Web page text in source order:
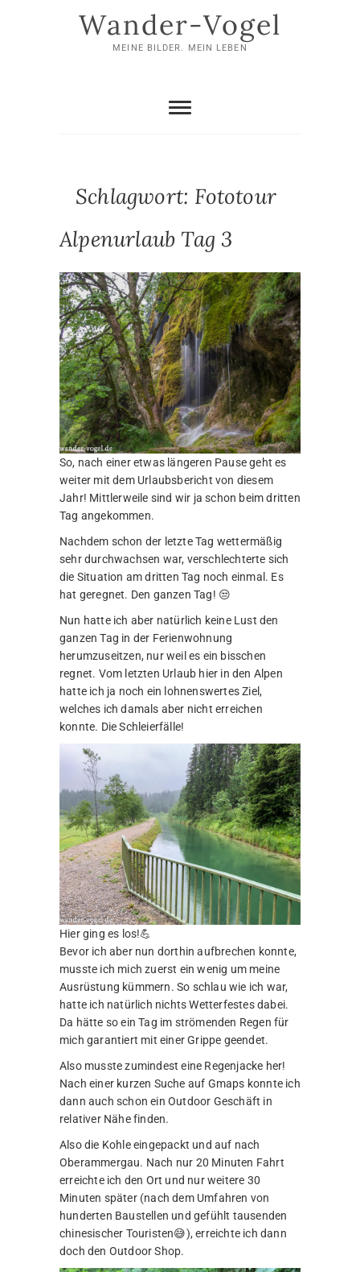
Wander-Vogel
MEINE BILDER. MEIN LEBEN
Schlagwort: Fototour
Alpenurlaub Tag 3
So, nach einer etwas längeren Pause geht es
weiter mit dem Urlaubsbericht von diesem
Jahr! Mittlerweile sind wir ja schon beim dritten
Tag angekommen.
Nachdem schon der letzte Tag wettermäßig
sehr durchwachsen war, verschlechterte sich
die Situation am dritten Tag noch einmal. Es
hat geregnet. Den ganzen Tag! 😒
Nun hatte ich aber natürlich keine Lust den
ganzen Tag in der Ferienwohnung
herumzuseitzen, nur weil es ein bisschen
regnet. Vom letzten Urlaub hier in den Alpen
hatte ich ja noch ein lohnenswertes Ziel,
welches ich damals aber nicht erreichen
konnte. Die Schleierfälle!
Hier ging es los!💪
Bevor ich aber nun dorthin aufbrechen konnte,
musste ich mich zuerst ein wenig um meine
Ausrüstung kümmern. So schlau wie ich war,
hatte ich natürlich nichts Wetterfestes dabei.
Da hätte so ein Tag im strömenden Regen für
mich garantiert mit einer Grippe geendet.
Also musste zumindest eine Regenjacke her!
Nach einer kurzen Suche auf Gmaps konnte ich
dann auch schon ein Outdoor Geschäft in
relativer Nähe finden.
Also die Kohle eingepackt und auf nach
Oberammergau. Nach nur 20 Minuten Fahrt
erreichte ich den Ort und nur weitere 30
Minuten später (nach dem Umfahren von
hunderten Baustellen und gefühlt tausenden
chinesischer Touristen😅), erreichte ich dann
doch den Outdoor Shop.